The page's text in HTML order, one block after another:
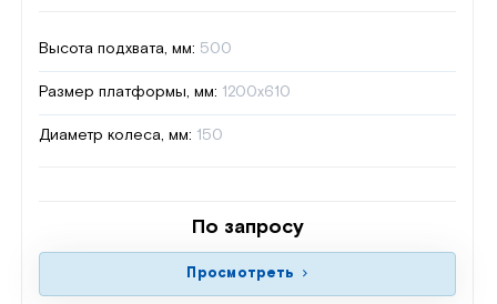
Высота подхвата, мм: 500
Размер платформы, мм: 1200х610
Диаметр колеса, мм: 150
По запросу
Просмотреть